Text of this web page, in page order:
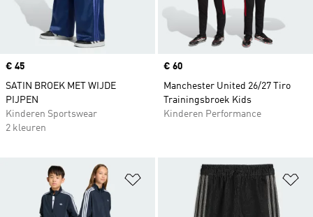
Price
€ 45
SATIN BROEK MET WIJDE
PIJPEN
Kinderen Sportswear
2 kleuren
Price
€ 60
Manchester United 26/27 Tiro
Trainingsbroek Kids
Kinderen Performance
Op verlanglijst zetten